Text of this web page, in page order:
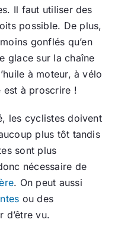
Il faut utiliser des
possible. De plus,
gonflés qu’en
glace sur la chaîne
à moteur, à vélo
est à proscrire !
les cyclistes doivent
plus tôt tandis
sont plus
nécessaire de
. On peut aussi
ou des
d’être vu.